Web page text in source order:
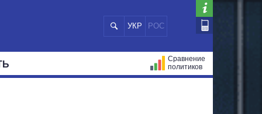
УКР РОС
Сравнение
политиков